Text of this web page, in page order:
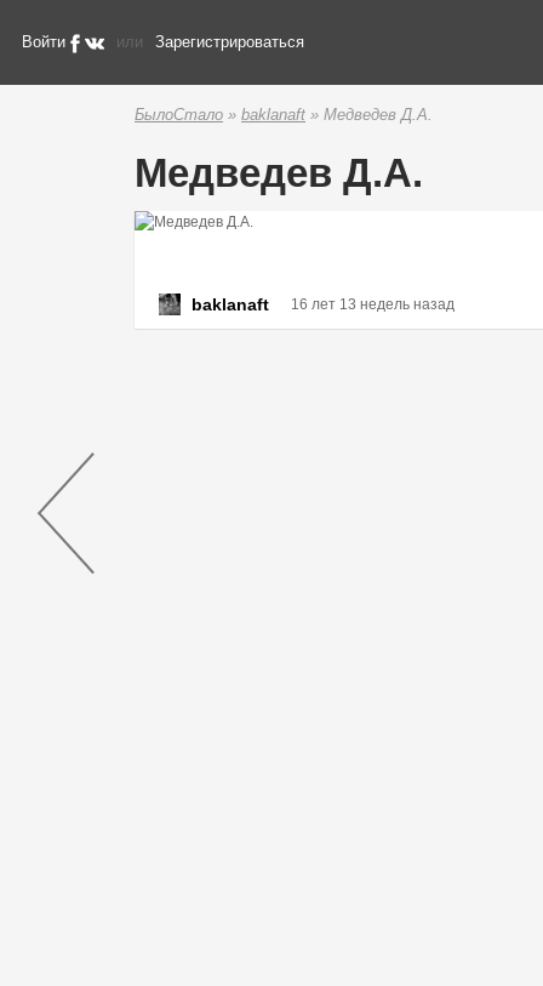
Войти или Зарегистрироваться
БылоСтало » baklanaft » Медведев Д.А.
Медведев Д.А.
baklanaft 16 лет 13 недель назад